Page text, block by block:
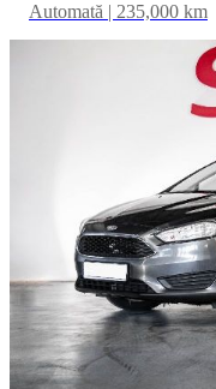
Automată | 235,000 km